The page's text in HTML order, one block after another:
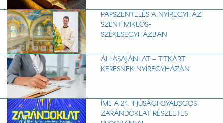
PAPSZENTELÉS A NYÍREGYHÁZI
SZENT MIKLÓS-
SZÉKESEGYHÁZBAN
ÁLLÁSAJÁNLAT – TITKÁRT
KERESNEK NYÍREGYHÁZÁN
ÍME A 24. IFJÚSÁGI GYALOGOS
ZARÁNDOKLAT RÉSZLETES